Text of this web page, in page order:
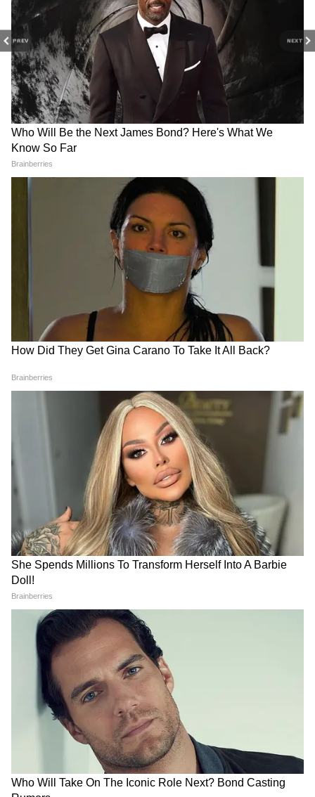
PREV NEXT
RECOMMENDED STORIES
Chhattisgarh News: आंगनबाड़ी
से मिशन वात्सल्य तक, बच्चों के
विकास में छत्तीसगढ़ ने किया कमाल
Dantewada Science Center
पहुंची इसरो टीम, बच्चों की प्रतिभा
देखकर हुई प्रभावित
Chhattisgarh News: बस्तर से
सरगुजा तक खेल क्रांति, 100 करोड़
का मुख्यमंत्री खेल उत्कर्ष मिशन
CG News: मछली बीज उत्पादन से
दो महीने में बदली किसान की
किस्मत, जानिए पूरा मॉडल
LATEST VIDEOS
Bombay High Court On E20: Nitin
Gadkari को बॉम्बे हाईकोर्ट से बड़ी राहत,
Meta, Google को दिया आदेश
रांची प्रोटेस्ट में अब अड़ गए छात्र, बजी तालियां
और छात्रों का जोश दिखा हाई